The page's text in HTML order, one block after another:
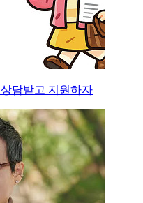
담받고 지원하자